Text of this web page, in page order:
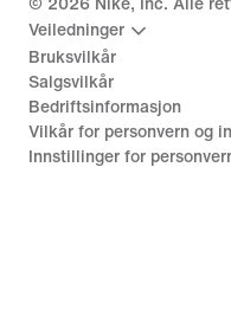
© 2026 Nike, Inc. Alle
Veiledninger
Bruksvilkår
Salgsvilkår
Bedriftsinformasjon
Vilkår for personvern og
Innstillinger for